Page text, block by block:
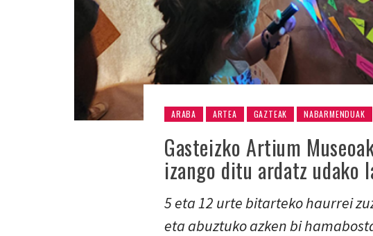
ARABA ARTEA GAZTEAK NABARMENDUAK
Gasteizko Artium
izango ditu ardatz udako
5 eta 12 urte bitarteko haurrei
eta abuztuko azken bi